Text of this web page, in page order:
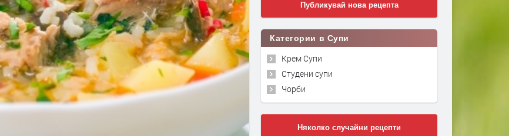
Публикувай нова рецепта
Категории в Супи
Крем Супи
Студени супи
Чорби
Няколко случайни рецепти